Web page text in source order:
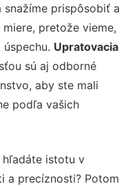
snažíme prispôsobiť a
pretože vieme,
Upratovacia
sú aj odborné
aby ste mali
podľa vašich
hľadáte istotu v
a precíznosti? Potom